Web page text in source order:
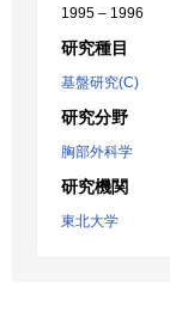
1995 – 1996
研究種目
基盤研究(C)
研究分野
胸部外科学
研究機関
東北大学